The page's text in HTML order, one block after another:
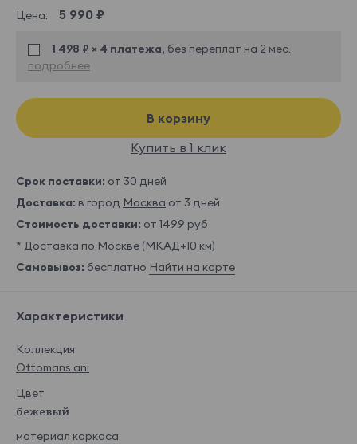
Цена: 5 990 ₽
1 498 ₽ × 4 платежа, без переплат на 2 мес.
подробнее
В корзину
Купить в 1 клик
Срок поставки: от 30 дней
Доставка: в город Москва от 3 дней
Стоимость доставки: от 1499 руб
* Доставка по Москве (МКАД+10 км)
Самовывоз: бесплатно Найти на карте
Характеристики
Коллекция
Ottomans ani
Цвет
бежевый
материал каркаса